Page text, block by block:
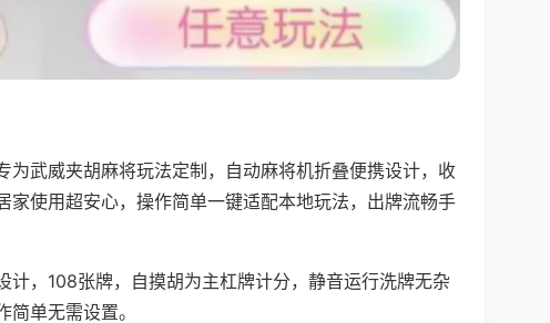
为武威夹胡麻将玩法定制，自动麻将机折叠便携设计，收
家使用超安心，操作简单一键适配本地玩法，出牌流畅手
计，108张牌，自摸胡为主杠牌计分，静音运行洗牌无杂
单无需设置。